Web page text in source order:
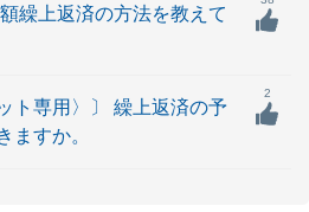
繰上返済の方法を教えて
ト専用〉〕 繰上返済の予
ますか。
2